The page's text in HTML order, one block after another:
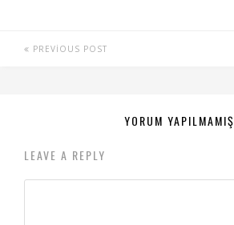
PREVIOUS POST
YORUM YAPILMAMIŞ
LEAVE A REPLY